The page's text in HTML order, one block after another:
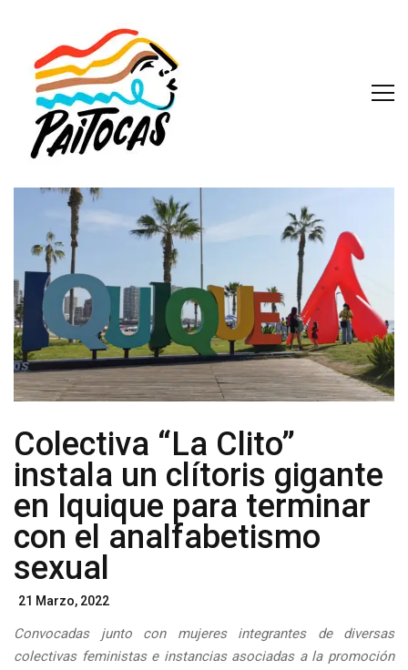
Colectiva “La Clito”
instala un clítoris gigante
en Iquique para terminar
con el analfabetismo
sexual
Posted
21 Marzo, 2022
Convocadas junto con mujeres integrantes de diversas
colectivas feministas e instancias asociadas a la promoción